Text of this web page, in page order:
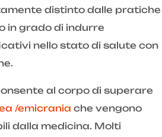
distinto dalle pratiche
in grado di indurre
nello stato di salute con
al corpo di superare
/emicrania che vengono
dalla medicina. Molti